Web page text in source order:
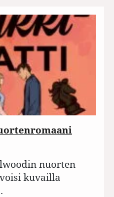
nuorten
kuvailla